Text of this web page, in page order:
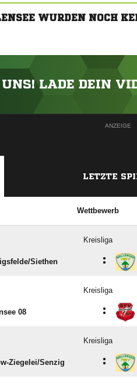
WURDEN NOCH
LADE DEIN
ANZEIGE
LETZTE
Wettbewerb
Kreisliga
​Siethen :
Kreisliga
08 :
Kreisliga
Ziegelei/​Senzig :